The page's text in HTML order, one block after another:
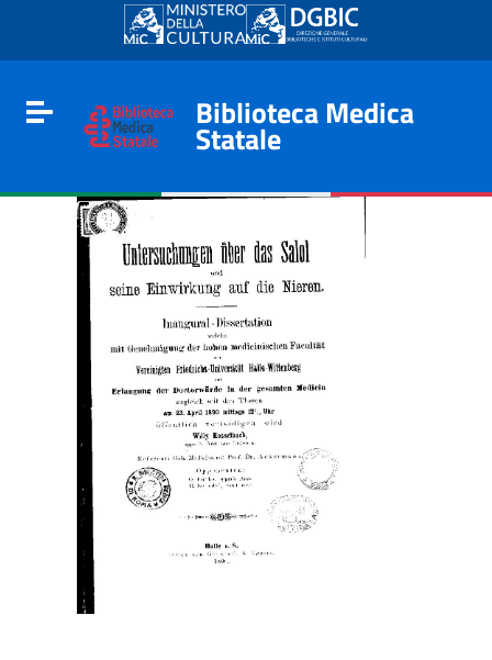
Go to content
Go to the navigation menu
Go to the footer
Toggle navigation
Biblioteca Medica
Statale